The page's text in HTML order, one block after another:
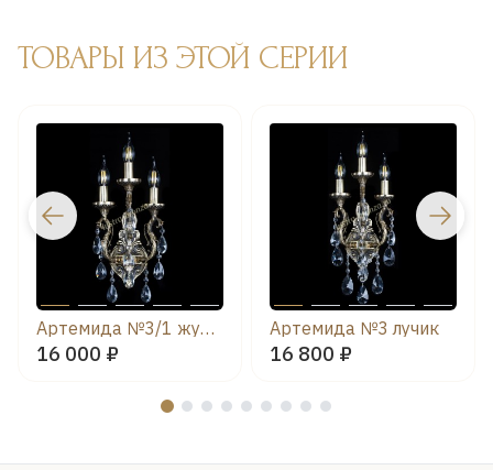
ТОВАРЫ ИЗ ЭТОЙ СЕРИИ
Артемида №3/1 журавлик
16 000 ₽
Артемида №3 лучик
16 800 ₽